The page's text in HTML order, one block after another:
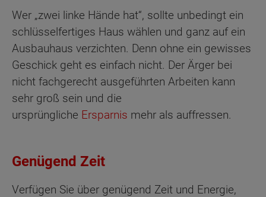
Wer „zwei linke Hände hat“, sollte unbedingt ein
schlüsselfertiges Haus wählen und ganz auf ein
Ausbauhaus verzichten. Denn ohne ein gewisses
Geschick geht es einfach nicht. Der Ärger bei
nicht fachgerecht ausgeführten Arbeiten kann
sehr groß sein und die
ursprüngliche Ersparnis mehr als auffressen.
Genügend Zeit
Verfügen Sie über genügend Zeit und Energie,